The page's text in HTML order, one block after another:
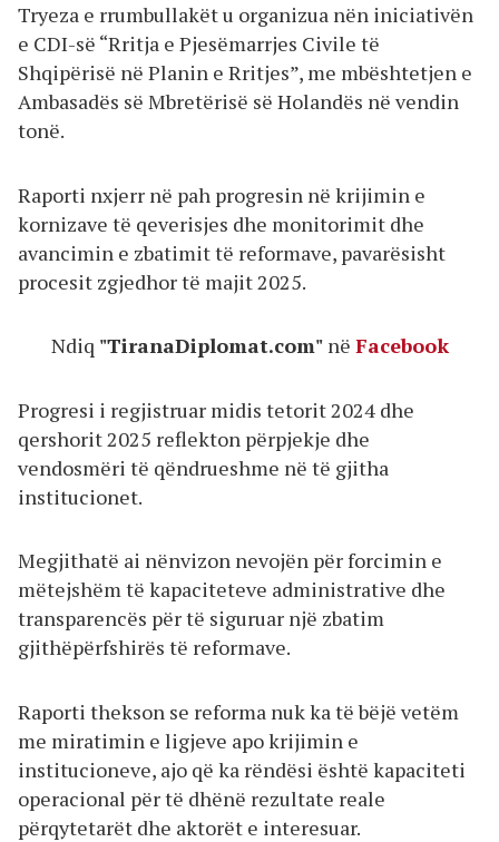
Tryeza e rrumbullakët u organizua nën iniciativën
e CDI-së “Rritja e Pjesëmarrjes Civile të
Shqipërisë në Planin e Rritjes”, me mbështetjen e
Ambasadës së Mbretërisë së Holandës në vendin
tonë.
Raporti nxjerr në pah progresin në krijimin e
kornizave të qeverisjes dhe monitorimit dhe
avancimin e zbatimit të reformave, pavarësisht
procesit zgjedhor të majit 2025.
Ndiq "TiranaDiplomat.com" në Facebook
Progresi i regjistruar midis tetorit 2024 dhe
qershorit 2025 reflekton përpjekje dhe
vendosmëri të qëndrueshme në të gjitha
institucionet.
Megjithatë ai nënvizon nevojën për forcimin e
mëtejshëm të kapaciteteve administrative dhe
transparencës për të siguruar një zbatim
gjithëpërfshirës të reformave.
Raporti thekson se reforma nuk ka të bëjë vetëm
me miratimin e ligjeve apo krijimin e
institucioneve, ajo që ka rëndësi është kapaciteti
operacional për të dhënë rezultate reale
përqytetarët dhe aktorët e interesuar.